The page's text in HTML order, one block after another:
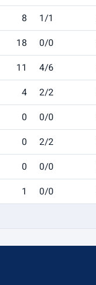
1/1
8
0/0
18
4/6
11
2/2
4
0/0
0
2/2
0
0/0
0
0/0
1